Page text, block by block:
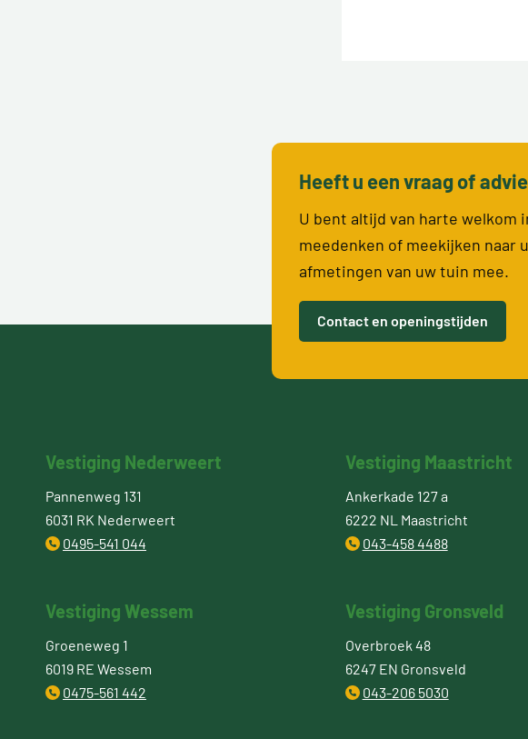
Heeft u een vraag of
U bent altijd van harte welkom
meedenken of meekijken naar
afmetingen van uw tuin mee.
Contact en openingstijden
Vestiging Nederweert
Pannenweg 131
6031 RK Nederweert
0495-541 044
Vestiging Wessem
Groeneweg 1
6019 RE Wessem
0475-561 442
Vestiging Maastricht
Ankerkade 127 a
6222 NL Maastricht
043-458 4488
Vestiging Gronsveld
Overbroek 48
6247 EN Gronsveld
043-206 5030